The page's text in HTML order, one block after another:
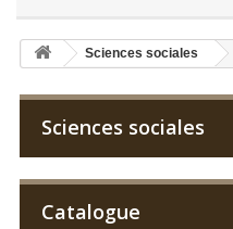
Sciences sociales
Sciences sociales
Catalogue